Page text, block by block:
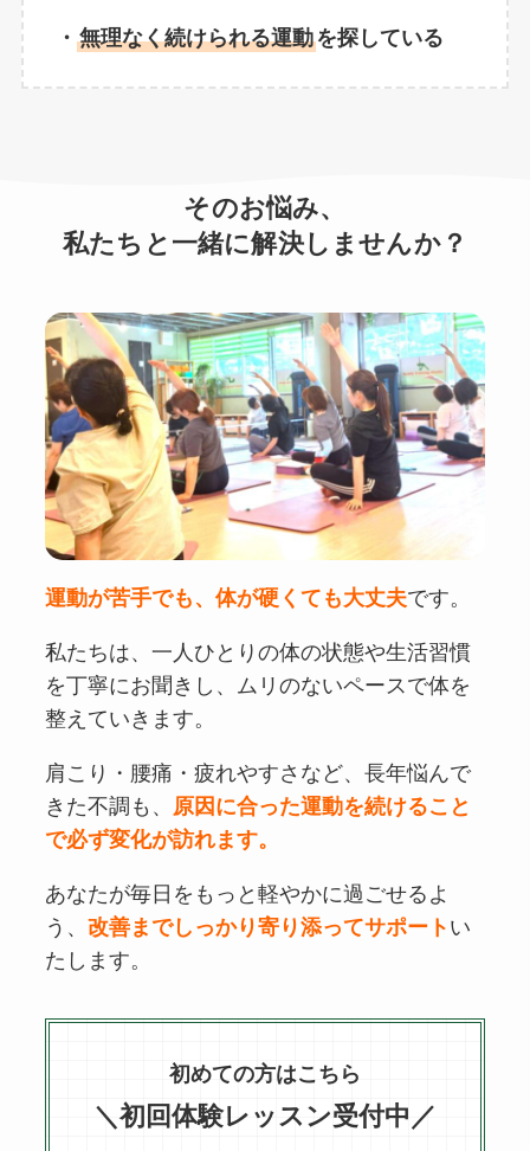
・ 無理なく続けられる運動を探している
そのお悩み、
私たちと一緒に解決しませんか？
運動が苦手でも、体が硬くても大丈夫です。
私たちは、一人ひとりの体の状態や生活習慣
を丁寧にお聞きし、ムリのないペースで体を
整えていきます。
肩こり・腰痛・疲れやすさなど、長年悩んで
きた不調も、
原因に合った運動を続けること
で必ず変化が訪れます。
あなたが毎日をもっと軽やかに過ごせるよ
う、 改善までしっかり寄り添ってサポート い
たします。
初めての方はこちら
＼初回体験レッスン受付中／